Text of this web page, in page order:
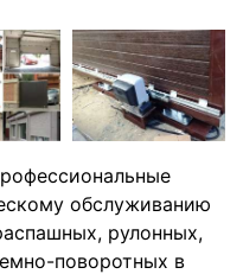
обслуживанию
рулонных,
поворотных в